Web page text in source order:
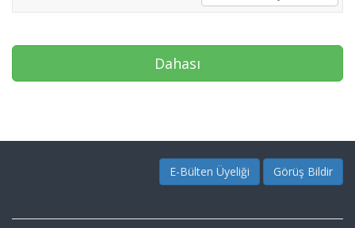
Dahası
E-Bülten Üyeliği Görüş Bildir